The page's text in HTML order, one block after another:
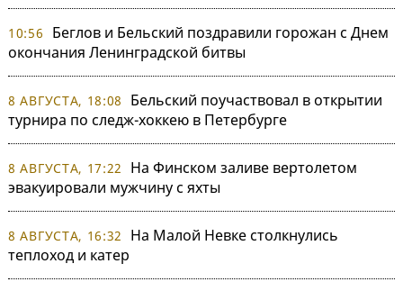
10:56
Беглов и Бельский поздравили горожан с Днем
окончания Ленинградской битвы
8 АВГУСТА, 18:08
Бельский поучаствовал в открытии
турнира по следж-хоккею в Петербурге
8 АВГУСТА, 17:22
На Финском заливе вертолетом
эвакуировали мужчину с яхты
8 АВГУСТА, 16:32
На Малой Невке столкнулись
теплоход и катер